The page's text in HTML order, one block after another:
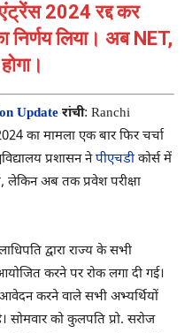
एंट्रेंस 2024 रद्द कर
निर्णय लिया। अब NET,
Update रांची: Ranchi
का मामला एक बार फिर चर्चा
प्रशासन नेपीएचडीकोर्स में
अब तक प्रवेश परीक्षा
द्वारा राज्य के सभी
आयोजित करने पर रोक लगा दी गई।
करने वाले सभी अभ्यर्थियों
को कुलपति प्रो. सरोज